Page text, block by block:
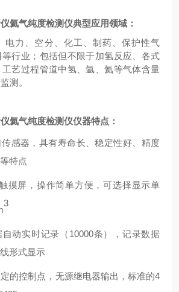
氦气纯度检测仪典型应用领域：
力、 空分、化工 、制药 、保护性气
等行业；包括但不限于加氢反应、各式
艺过程管道中氢、氩、氦等气体含量
测。
氦气纯度检测仪仪器特点：
感器，具有寿命长、稳定性好、 精度
特点
摸屏 ， 操作简单方便 ，可选择 显示单
3
自动实时记录 （ 10000条）， 记录数据
形式显示
的控制点 ，无源继电器输出， 标准的4